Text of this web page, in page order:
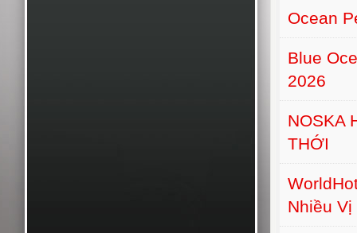
Ocean
Blue
2026
NOSKA
THỚI
Nhiều Vị